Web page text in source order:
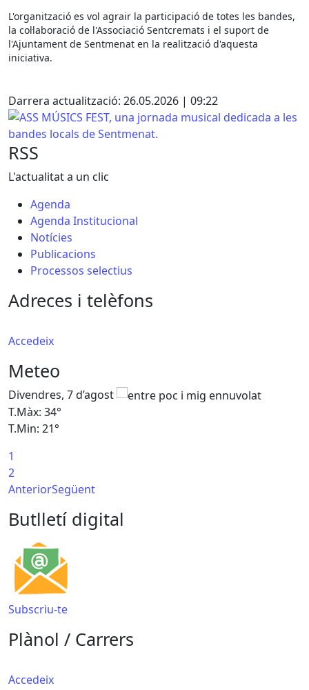
L'organització es vol agrair la participació de totes les bandes,
la col·laboració de l'Associació Sentcremats i el suport de
l'Ajuntament de Sentmenat en la realització d'aquesta
iniciativa.
Darrera actualització: 26.05.2026 | 09:22
ASS MÚSICS FEST, una jornada musical dedicada a les
RSS
L'actualitat a un clic
Agenda
Agenda Institucional
Notícies
Publicacions
Processos selectius
Adreces i telèfons
Accedeix
Meteo
Divendres, 7 d’agost
T.Màx: 34°
T.Min: 21°
1
2
AnteriorSegüent
Butlletí digital
Subscriu-te
Plànol / Carrers
Accedeix